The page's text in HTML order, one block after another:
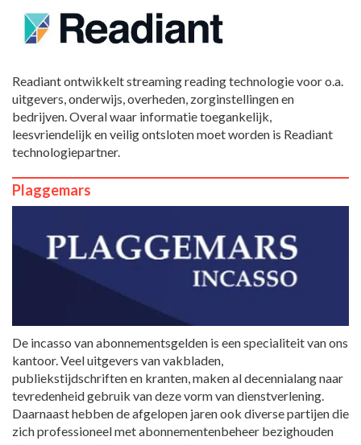
Readiant ontwikkelt streaming reading technologie voor o.a.
uitgevers, onderwijs, overheden, zorginstellingen en
bedrijven. Overal waar informatie toegankelijk,
leesvriendelijk en veilig ontsloten moet worden is Readiant
technologiepartner.
Plaggemars
De incasso van abonnementsgelden is een specialiteit van ons
kantoor. Veel uitgevers van vakbladen,
publiekstijdschriften en kranten, maken al decennialang naar
tevredenheid gebruik van deze vorm van dienstverlening.
Daarnaast hebben de afgelopen jaren ook diverse partijen die
zich professioneel met abonnementenbeheer bezighouden